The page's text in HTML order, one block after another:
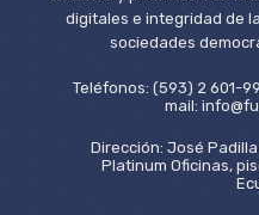
digitales e integridad de
sociedades
Teléfonos: (593) 2 601-
mail:
Dirección: José
Platinum Oficinas,